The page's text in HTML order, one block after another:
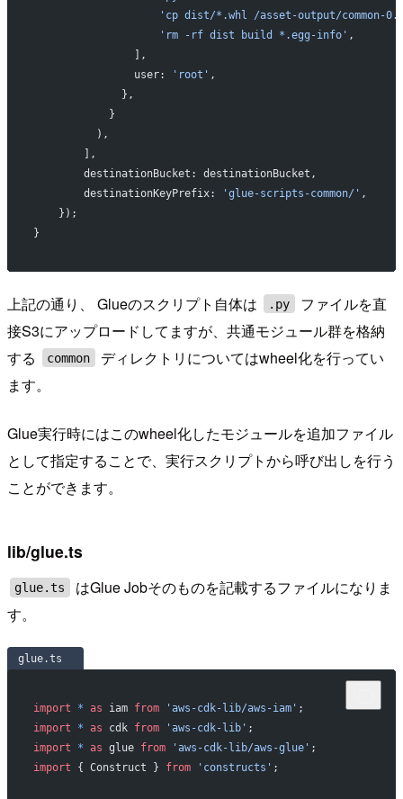
'cp dist/*.whl /asset-output/common-
                    'rm -rf dist build *.egg-info'
,
                ],
                user:
'root' ,
              },
            }
          ),
        ],
        destinationBucket: destinationBucket,
        destinationKeyPrefix:
'glue-scripts-common/' ,
    });
}
上記の通り、 Glueのスクリプト自体は .py
ファイルを直
接S3にアップロードしてますが、共通モジュール群を格納
する
common
ディレクトリについてはwheel化を行ってい
ます。
Glue実行時にはこのwheel化したモジュールを追加ファイル
として指定することで、実行スクリプトから呼び出しを行う
ことができます。
lib/glue.ts
glue.ts
はGlue Jobそのものを記載するファイルになりま
す。
glue.ts
import * as iam from 'aws-cdk-lib/aws-iam' ;
import * as cdk from 'aws-cdk-lib' ;
import * as glue from 'aws-cdk-lib/aws-glue' ;
import { Construct } from 'constructs' ;